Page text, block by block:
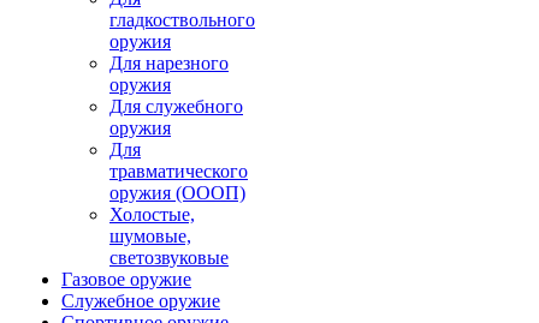
гладкоствольного
оружия
Для нарезного
оружия
Для служебного
оружия
Для
травматического
оружия (ОООП)
Холостые,
шумовые,
светозвуковые
Газовое оружие
Служебное оружие